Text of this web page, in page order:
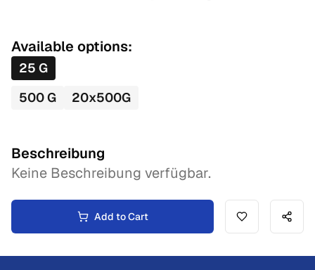
Available options:
25 G
500G 20x500G
Beschreibung
Keine Beschreibung verfügbar.
Add to Cart